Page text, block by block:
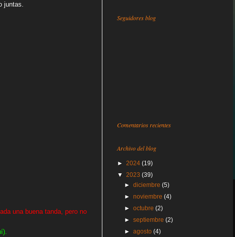
juntas.
una buena tanda, pero no
Seguidores blog
Comentarios recientes
Archivo del blog
► 2024 (19)
▼ 2023 (39)
►diciembre(5)
►noviembre(4)
►octubre(2)
►septiembre(2)
►agosto(4)